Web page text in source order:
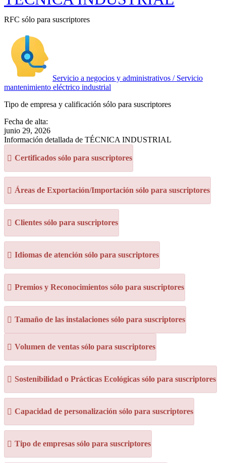
RFC sólo para suscriptores
Servicio a negocios y administrativos / Servicio
mantenimiento eléctrico industrial
Tipo de empresa y calificación sólo para suscriptores
Fecha de alta:
junio 29, 2026
Información detallada de TÉCNICA INDUSTRIAL
Certificados sólo para suscriptores
Áreas de Exportación/Importación sólo para suscriptores
Clientes sólo para suscriptores
Idiomas de atención sólo para suscriptores
Premios y Reconocimientos sólo para suscriptores
Tamaño de las instalaciones sólo para suscriptores
Volumen de ventas sólo para suscriptores
Sostenibilidad o Prácticas Ecológicas sólo para suscriptores
Capacidad de personalización sólo para suscriptores
Tipo de empresas sólo para suscriptores